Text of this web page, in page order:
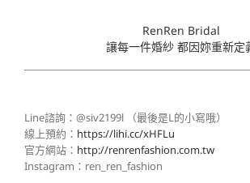
RenRen Bridal
讓每一件婚紗 都因妳重新定
Line諮詢：@siv2199l （最後是L的小寫哦）
線上預約： https://lihi.cc/xHFLu
官方網站： http://renrenfashion.com.tw
Instagram：ren_ren_fashion